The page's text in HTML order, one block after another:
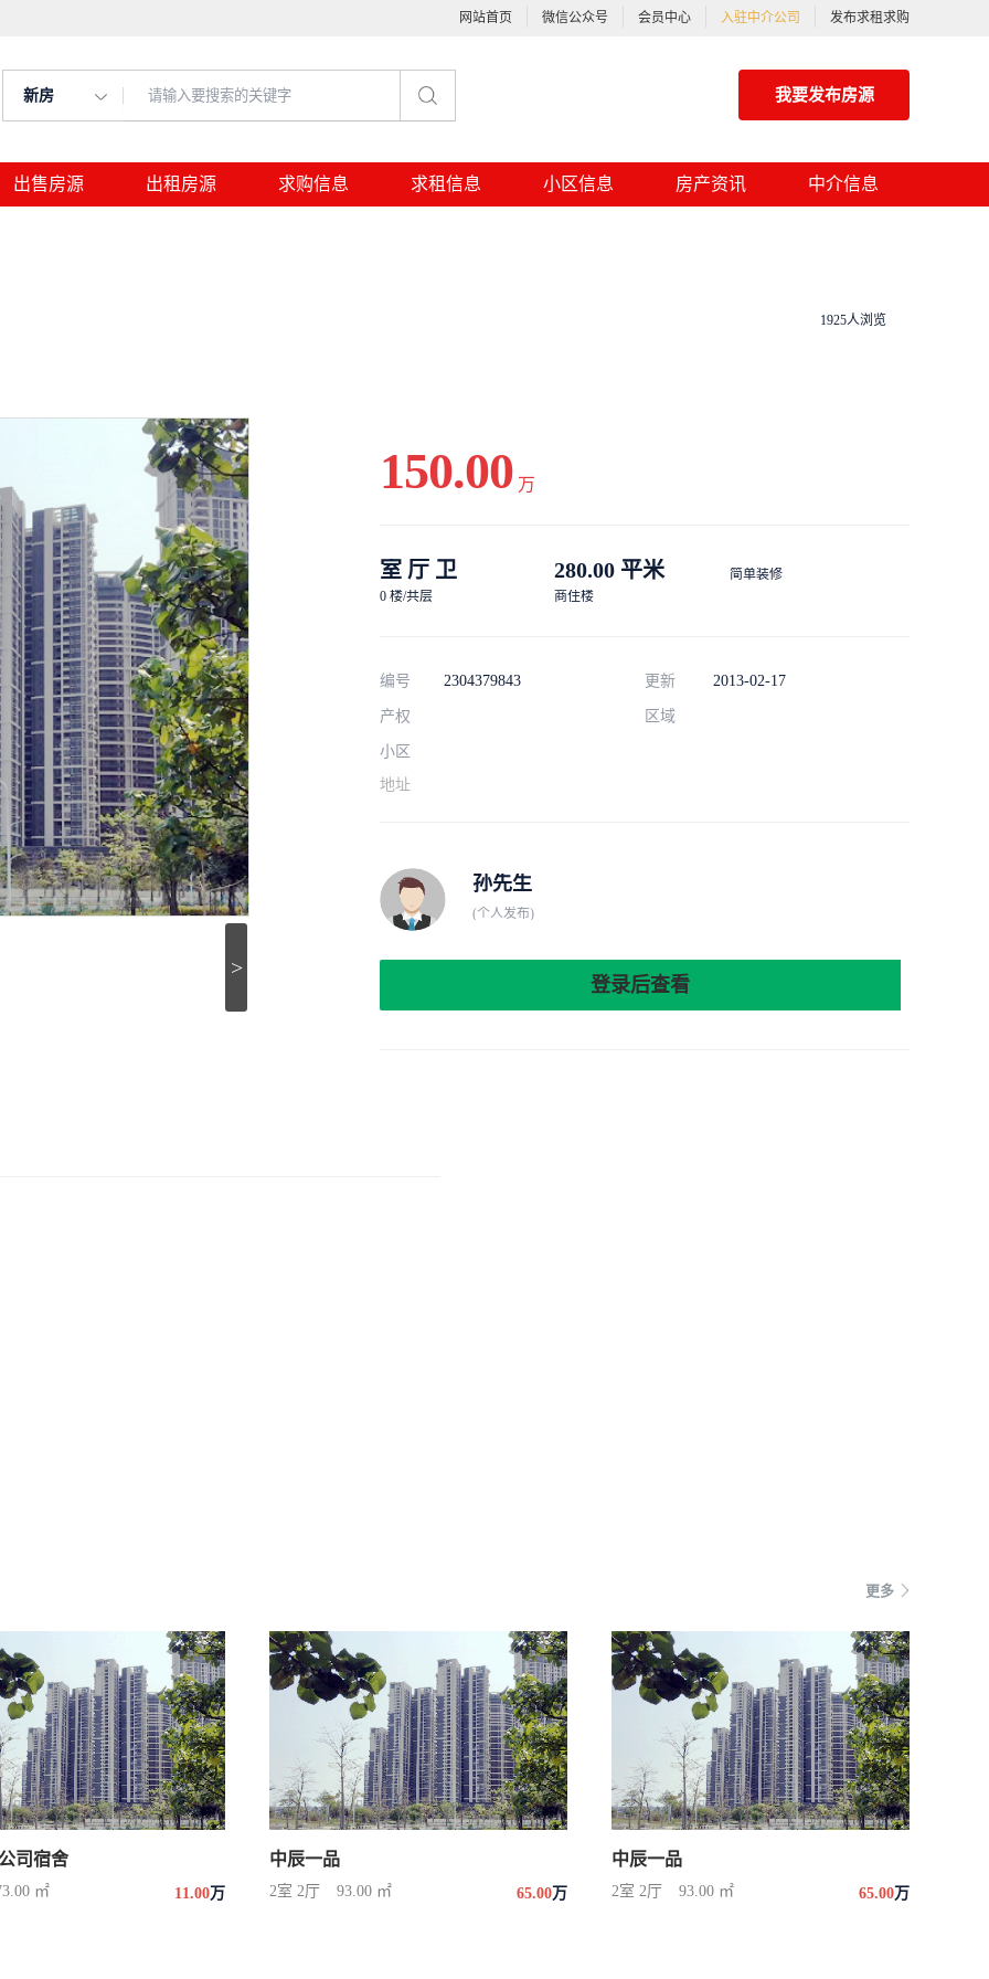
网站首页 微信公众号 会员中心 入驻中介公司 发布求租求购
新房 我要发布房源
出售房源 出租房源 求购信息 求租信息 小区信息 房产资讯 中介信息
1925人浏览
>
150.00 万
室 厅 卫
0 楼/共层
280.00 平米
商住楼
简单装修
编号 2304379843 更新 2013-02-17
产权 区域
小区
地址
孙先生
(个人发布)
登录后查看
更多
司宿舍
㎡ 11.00万
中辰一品
2室 2厅 93.00 ㎡ 65.00万
中辰一品
2室 2厅 93.00 ㎡ 65.00万